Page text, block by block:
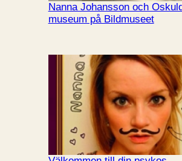
Nanna Johansson och
museum på Bildmuseet